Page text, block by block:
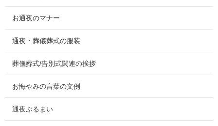
お通夜のマナー
通夜・葬儀葬式の服装
葬儀葬式/告別式関連の挨拶
お悔やみの言葉の文例
通夜ぶるまい